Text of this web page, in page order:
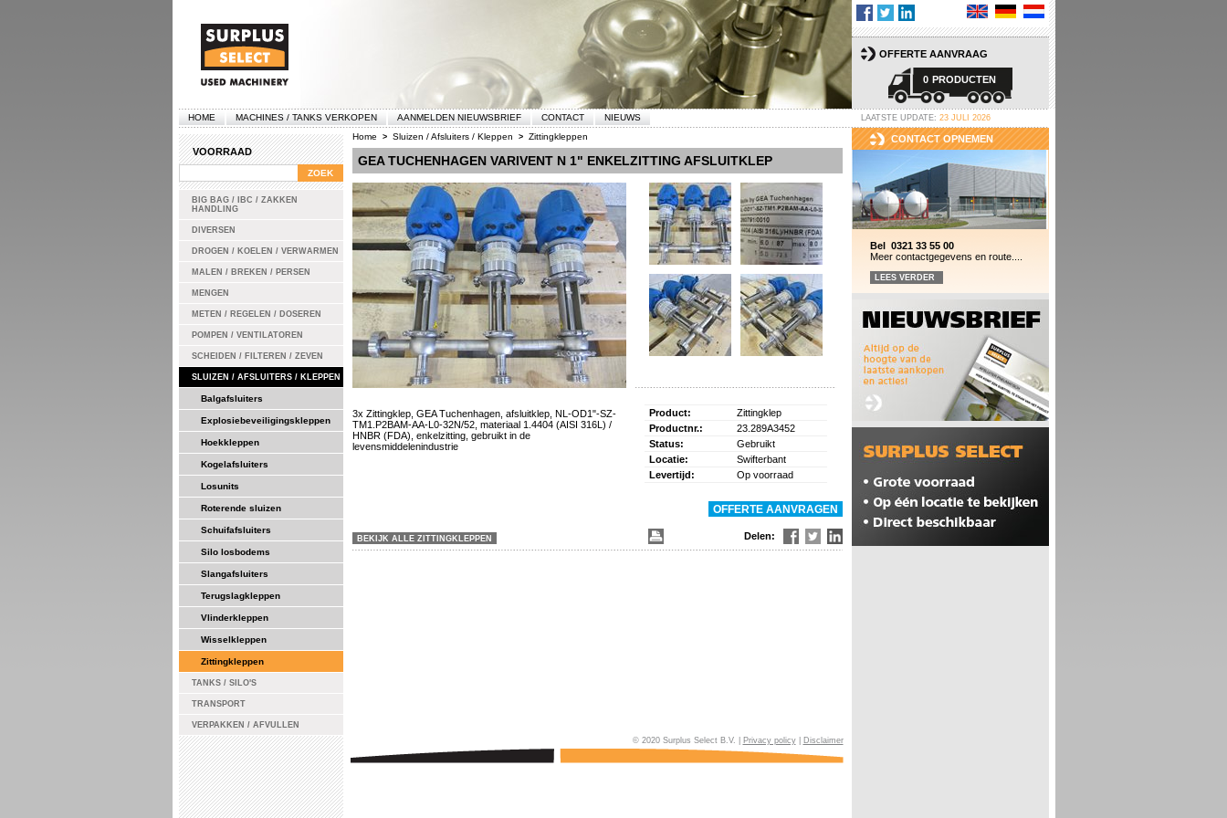
OFFERTE AANVRAAG
0 PRODUCTEN
HOME MACHINES / TANKS VERKOPEN AANMELDEN NIEUWSBRIEF CONTACT NIEUWS LAATSTE UPDATE: 23 JULI 2026
VOORRAAD
BIG BAG / IBC / ZAKKEN
HANDLING
DIVERSEN
DROGEN / KOELEN / VERWARMEN
MALEN / BREKEN / PERSEN
MENGEN
METEN / REGELEN / DOSEREN
POMPEN / VENTILATOREN
SCHEIDEN / FILTEREN / ZEVEN
SLUIZEN / AFSLUITERS / KLEPPEN
Balgafsluiters
Explosiebeveiligingskleppen
Hoekkleppen
Kogelafsluiters
Losunits
Roterende sluizen
Schuifafsluiters
Silo losbodems
Slangafsluiters
Terugslagkleppen
Vlinderkleppen
Wisselkleppen
Zittingkleppen
TANKS / SILO'S
TRANSPORT
VERPAKKEN / AFVULLEN
Home > Sluizen / Afsluiters / Kleppen > Zittingkleppen
GEA TUCHENHAGEN VARIVENT N 1" ENKELZITTING AFSLUITKLEP
Product:
Zittingklep
Productnr.:
23.289A3452
Status:
Gebruikt
Locatie:
Swifterbant
Levertijd:
Op voorraad
3x Zittingklep, GEA Tuchenhagen, afsluitklep, NL-OD1"-SZ-
TM1.P2BAM-AA-L0-32N/52, materiaal 1.4404 (AISI 316L) /
HNBR (FDA), enkelzitting, gebruikt in de
levensmiddelenindustrie
BEKIJK ALLE ZITTINGKLEPPEN Delen:
CONTACT OPNEMEN
Bel 0321 33 55 00
Meer contactgegevens en route....
LEES VERDER
© 2020 Surplus Select B.V. | Privacy policy| Disclaimer